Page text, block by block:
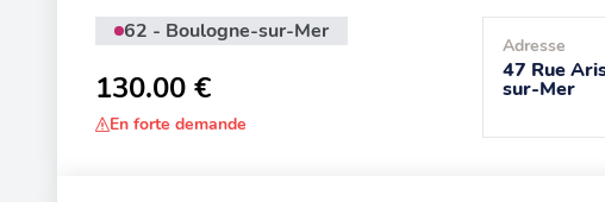
62 - Boulogne-sur-Mer
130.00 €
En forte demande
Adresse
47 Rue
sur-Mer